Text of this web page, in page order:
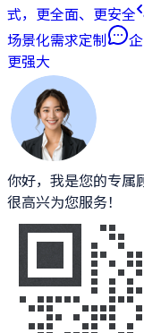
式，更全面、更安全
场景化需求定制
更强大
你好，我是您的专属
很高兴为您服务！